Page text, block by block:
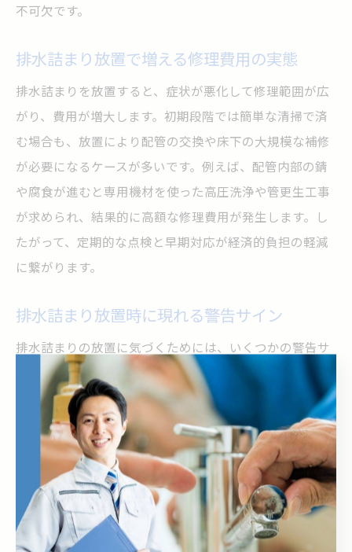
不可欠です。
排水詰まり放置で増える修理費用の実態
排水詰まりを放置すると、症状が悪化して修理範囲が広
がり、費用が増大します。初期段階では簡単な清掃で済
む場合も、放置により配管の交換や床下の大規模な補修
が必要になるケースが多いです。例えば、配管内部の錆
や腐食が進むと専用機材を使った高圧洗浄や管更生工事
が求められ、結果的に高額な修理費用が発生します。し
たがって、定期的な点検と早期対応が経済的負担の軽減
に繋がります。
排水詰まり放置時に現れる警告サイン
排水詰まりの放置に気づくためには、いくつかの警告サ
インを見逃さないことが重要です。具体的には、排水の
流れが遅くなる、排水口から異臭がする、水回りの湿度
が異常に高いなどが挙げられます。さらに、床や壁の変
色や膨れ、害虫の発生も詰まりの兆候です。これらのサ
インを早期に発見し、適切な対策を取ることで、深刻な
トラブルを未然に防止できます。
排水詰まり放置による悪臭や害虫の増加